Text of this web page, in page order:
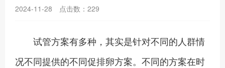
2024-11-28
点击数： 229
试管方案有多种，其实是针对不同的人群情
况不同提供的不同促排卵方案。不同的方案在时